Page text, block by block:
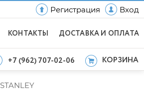
Регистрация Вход
КОНТАКТЫ ДОСТАВКА И ОПЛАТА
+7 (962) 707-02-06 КОРЗИНА
STANLEY